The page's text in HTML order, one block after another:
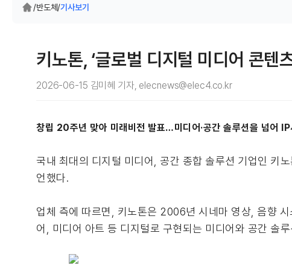
/반도체/기사보기
키노톤, ‘글로벌 디지털 미디어 콘텐
2026-06-15 김미혜 기자, elecnews@elec4.co.kr
창립 20주년 맞아 미래비전 발표…미디어·공간 솔루션을 넘어 IP
국내 최대의 디지털 미디어, 공간 종합 솔루션 기업인 키
언했다.
업체 측에 따르면, 키노톤은 2006년 시네마 영상, 음향
어, 미디어 아트 등 디지털로 구현되는 미디어와 공간 솔